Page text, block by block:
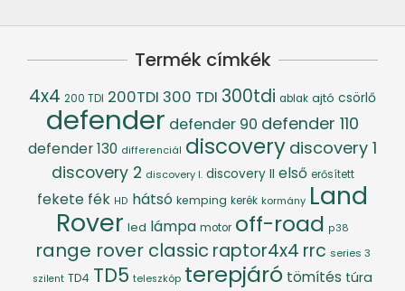
Termék címkék
4x4 200 TDI 200TDI 300 TDI 300tdi ablak ajtó csörlő
defender defender 90 defender 110
defender 130 differenciál discovery discovery 1
discovery 2 discovery I. discovery II első erősített
fekete fék HD hátsó kemping kerék kormány Land
Rover led lámpa motor off-road p38
range rover classic raptor4x4 rrc series 3
szilent TD4 TD5 teleszkóp terepjáró tömítés túra